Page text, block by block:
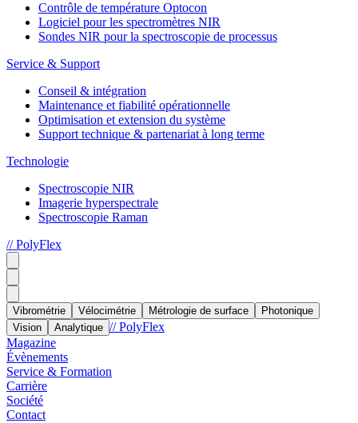
Contrôle de température Optocon
Logiciel pour les spectromètres NIR
Sondes NIR pour la spectroscopie de processus
Service & Support
Conseil & intégration
Maintenance et fiabilité opérationnelle
Optimisation et extension du système
Support technique & partenariat à long terme
Technologie
Spectroscopie NIR
Imagerie hyperspectrale
Spectroscopie Raman
// PolyFlex
Vibrométrie Vélocimétrie Métrologie de surface
Photonique
Vision
Analytique // PolyFlex
Magazine
Évènements
Service & Formation
Carrière
Société
Contact